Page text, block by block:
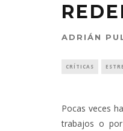
ADRIÁN
CRÍTICAS
Pocas veces
trabajos o